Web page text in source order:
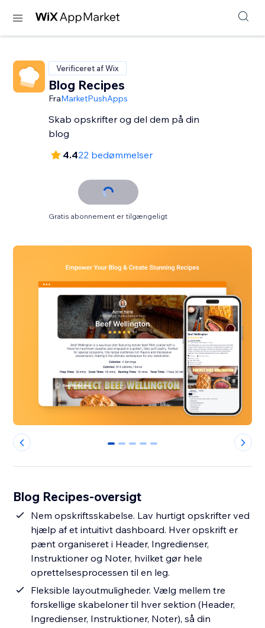
Verificeret af Wix
Blog Recipes
FraMarketPushApps
Skab opskrifter og del dem på din
blog
4.422 bedømmelser
Gratis abonnement er tilgængeligt
0 1 2 3 4
Blog Recipes-oversigt
Nem opskriftsskabelse. Lav hurtigt opskrifter ved
hjælp af et intuitivt dashboard. Hver opskrift er
pænt organiseret i Header, Ingredienser,
Instruktioner og Noter, hvilket gør hele
oprettelsesprocessen til en leg.
Fleksible layoutmuligheder. Vælg mellem tre
forskellige skabeloner til hver sektion (Header,
Ingredienser, Instruktioner, Noter), så din